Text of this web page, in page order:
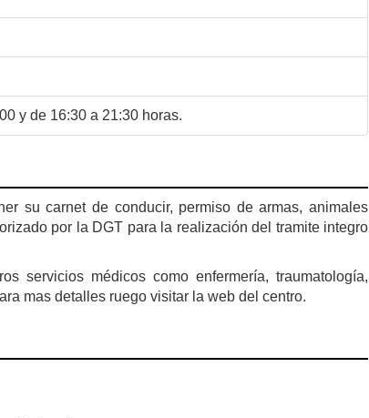
y de 16:30 a 21:30 horas.
su carnet de conducir, permiso de armas, animales
por la DGT para la realización del tramite integro
servicios médicos como enfermería, traumatología,
mas detalles ruego visitar la web del centro.